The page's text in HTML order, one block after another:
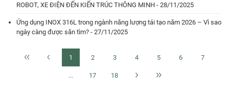
ROBOT, XE ĐIỆN ĐẾN KIẾN TRÚC THÔNG MINH - 28/11/2025
Ứng dụng INOX 316L trong ngành năng lượng tái tạo năm 2026 – Vì sao
ngày càng được săn tìm? - 27/11/2025
1 2 3 4 5 6 7
... 17 18